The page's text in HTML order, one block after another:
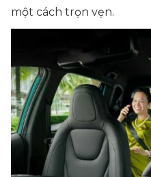
một cách trọn vẹn.